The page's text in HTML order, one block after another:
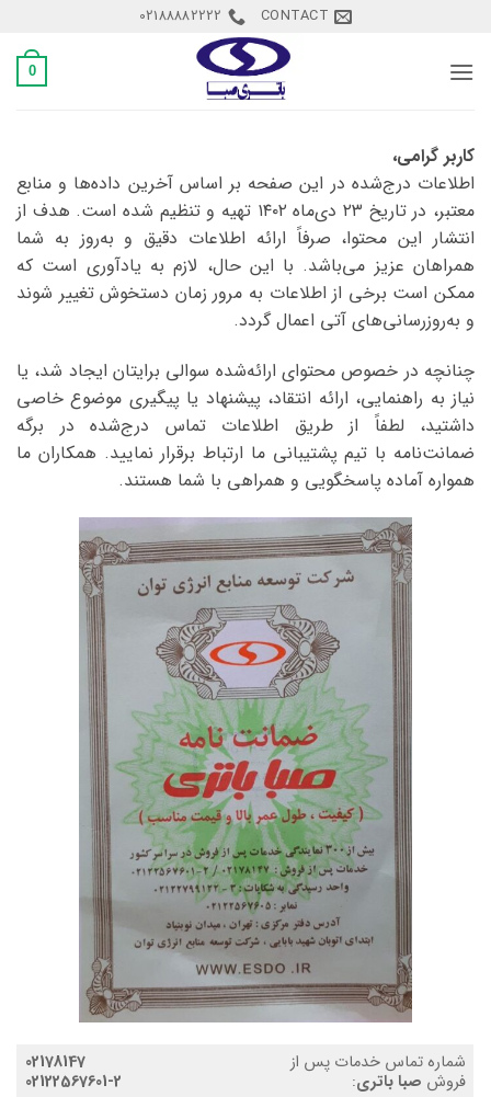
content
CONTACT
02188882222
0
کاربر گرامی،
اطلاعات درج‌شده در این صفحه بر اساس آخرین داده‌ها و منابع
معتبر، در تاریخ ۲۳ دی‌ماه ۱۴۰۲ تهیه و تنظیم شده است. هدف از
انتشار این محتوا، صرفاً ارائه اطلاعات دقیق و به‌روز به شما
همراهان عزیز می‌باشد. با این حال، لازم به یادآوری است که
ممکن است برخی از اطلاعات به مرور زمان دستخوش تغییر شوند
و به‌روزرسانی‌های آتی اعمال گردد.
چنانچه در خصوص محتوای ارائه‌شده سوالی برایتان ایجاد شد، یا
نیاز به راهنمایی، ارائه انتقاد، پیشنهاد یا پیگیری موضوع خاصی
داشتید، لطفاً از طریق اطلاعات تماس درج‌شده در برگه
ضمانت‌نامه با تیم پشتیبانی ما ارتباط برقرار نمایید. همکاران ما
همواره آماده پاسخگویی و همراهی با شما هستند.
شماره تماس خدمات پس از
فروش صبا باتری:
02178147
02122567601-2